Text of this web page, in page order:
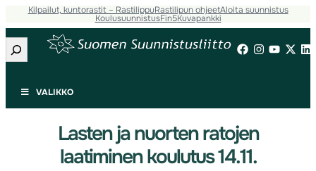
Kilpailut, kuntorastit – RastilippuRastilipun ohjeetAloita suunnistus
KoulusuunnistusFin5Kuvapankki
Etsi
VALIKKO
Lasten ja nuorten ratojen
laatiminen koulutus 14.11.